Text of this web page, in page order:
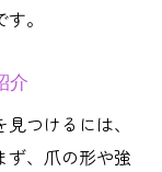
指先を守る
実践法
。
介
つけるには、
ず、爪の形や強